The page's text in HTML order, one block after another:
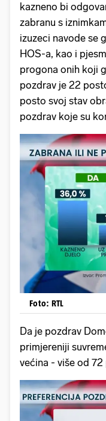
kazneno bi
zabranu s
izuzeci navode se
HOS-a, kao i
progona onih koji
pozdrav je 22
posto svoj stav
pozdrav koje su
Foto: RTL
Da je pozdrav
primjereniji
većina - više od